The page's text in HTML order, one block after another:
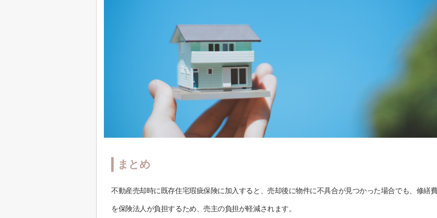
まとめ
不動産売却時に既存住宅瑕疵保険に加入すると、売却後に物件に不具合が見つかった場合でも、修繕
を保険法人が負担するため、売主の負担が軽減されます。